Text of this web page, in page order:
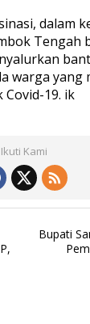
dalam
Tengah
warga yang
19. ik
Ikuti Kami
Bupati